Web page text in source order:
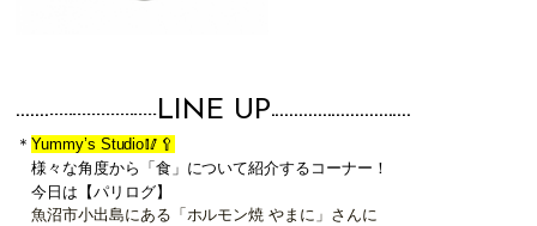
------------------------------LINE UP------------------------------
＊Yummy’s Studio🥢🥄
様々な角度から「食」について紹介するコーナー！
今日は【パリログ】
魚沼市小出島にある「ホルモン焼 やまに」さんに